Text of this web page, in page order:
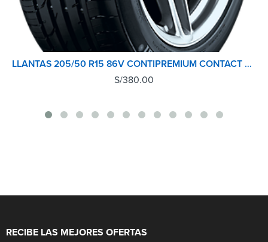
LLANTAS 205/50 R15 86V CONTIPREMIUM CONTACT 2 CONTINENTAL TL
S/380.00
RECIBE LAS MEJORES OFERTAS